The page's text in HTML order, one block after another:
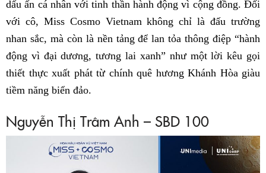
dấu ấn cá nhân với tinh thần hành động vì cộng đồng. Đối
với cô, Miss Cosmo Vietnam không chỉ là đấu trường
nhan sắc, mà còn là nền tảng để lan tỏa thông điệp “hành
động vì đại dương, tương lai xanh” như một lời kêu gọi
thiết thực xuất phát từ chính quê hương Khánh Hòa giàu
tiềm năng biển đảo.
Nguyễn Thị Trâm Anh – SBD 100